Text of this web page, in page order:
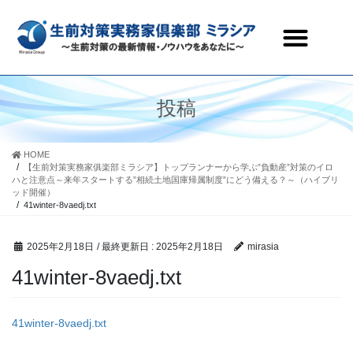
投稿
HOME
【生前対策実務家俱楽部ミラシア】トップランナーから学ぶ”負動産”対策のイロ
ハと注意点～来年スタートする”相続土地国庫帰属制度”にどう備える？～（ハイブリ
ッド開催）
41winter-8vaedj.txt
2025年2月18日 / 最終更新日 : 2025年2月18日 mirasia
41winter-8vaedj.txt
41winter-8vaedj.txt